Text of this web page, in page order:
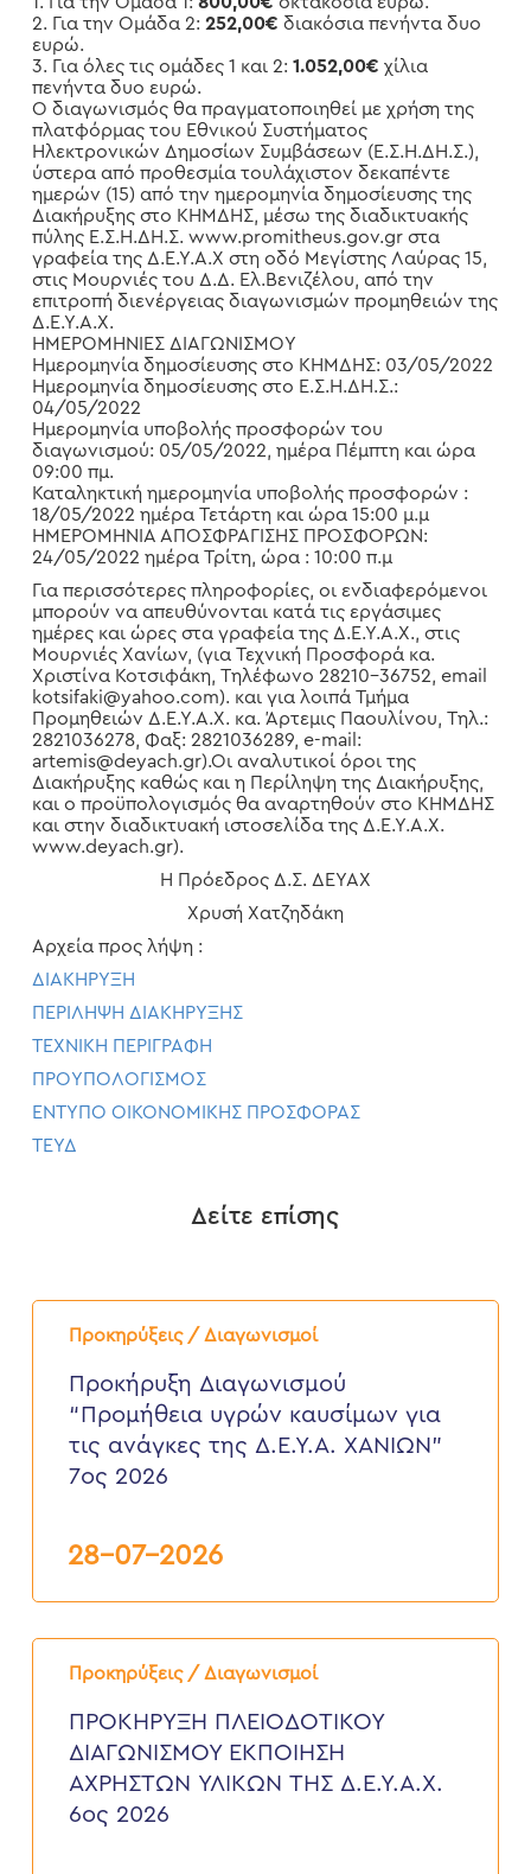
2. Για την Ομάδα 2: 252,00€ διακόσια πενήντα δυο
ευρώ.
3. Για όλες τις ομάδες 1 και 2: 1.052,00€ χίλια
πενήντα δυο ευρώ.
Ο διαγωνισμός θα πραγματοποιηθεί με χρήση της
πλατφόρμας του Εθνικού Συστήματος
Ηλεκτρονικών Δημοσίων Συμβάσεων (Ε.Σ.Η.ΔΗ.Σ.),
ύστερα από προθεσμία τουλάχιστον δεκαπέντε
ημερών (15) από την ημερομηνία δημοσίευσης της
Διακήρυξης στο ΚΗΜΔΗΣ, μέσω της διαδικτυακής
πύλης Ε.Σ.Η.ΔΗ.Σ. www.promitheus.gov.gr στα
γραφεία της Δ.Ε.Υ.Α.Χ στη οδό Μεγίστης Λαύρας 15,
στις Μουρνιές του Δ.Δ. Ελ.Βενιζέλου, από την
επιτροπή διενέργειας διαγωνισμών προμηθειών της
Δ.Ε.Υ.Α.Χ.
ΗΜΕΡΟΜΗΝΙΕΣ ΔΙΑΓΩΝΙΣΜΟΥ
Ημερομηνία δημοσίευσης στο ΚΗΜΔΗΣ: 03/05/2022
Ημερομηνία δημοσίευσης στο Ε.Σ.Η.ΔΗ.Σ.:
04/05/2022
Ημερομηνία υποβολής προσφορών του
διαγωνισμού: 05/05/2022, ημέρα Πέμπτη και ώρα
09:00 πμ.
Καταληκτική ημερομηνία υποβολής προσφορών :
18/05/2022 ημέρα Τετάρτη και ώρα 15:00 μ.μ
ΗΜΕΡΟΜΗΝΙΑ ΑΠΟΣΦΡΑΓΙΣΗΣ ΠΡΟΣΦΟΡΩΝ:
24/05/2022 ημέρα Τρίτη, ώρα : 10:00 π.μ
Για περισσότερες πληροφορίες, οι ενδιαφερόμενοι
μπορούν να απευθύνονται κατά τις εργάσιμες
ημέρες και ώρες στα γραφεία της Δ.Ε.Υ.Α.Χ., στις
Μουρνιές Χανίων, (για Τεχνική Προσφορά κα.
Χριστίνα Κοτσιφάκη, Τηλέφωνο 28210-36752, email
kotsifaki@yahoo.com). και για λοιπά Τμήμα
Προμηθειών Δ.Ε.Υ.Α.Χ. κα. Άρτεμις Παουλίνου, Τηλ.:
2821036278, Φαξ: 2821036289, e-mail:
artemis@deyach.gr).Οι αναλυτικοί όροι της
Διακήρυξης καθώς και η Περίληψη της Διακήρυξης,
και ο προϋπολογισμός θα αναρτηθούν στο ΚΗΜΔΗΣ
και στην διαδικτυακή ιστοσελίδα της Δ.Ε.Υ.Α.Χ.
www.deyach.gr).
Η Πρόεδρος Δ.Σ. ΔΕΥΑΧ
Χρυσή Χατζηδάκη
Αρχεία προς λήψη :
ΔΙΑΚΗΡΥΞΗ
ΠΕΡΙΛΗΨΗ ΔΙΑΚΗΡΥΞΗΣ
ΤΕΧΝΙΚΗ ΠΕΡΙΓΡΑΦΗ
ΠΡΟΥΠΟΛΟΓΙΣΜΟΣ
ΕΝΤΥΠΟ ΟΙΚΟΝΟΜΙΚΗΣ ΠΡΟΣΦΟΡΑΣ
ΤΕΥΔ
Δείτε επίσης
Προκηρύξεις / Διαγωνισμοί
Προκήρυξη
Διαγωνισμού
υγρών
καυσίμων
ανάγκες
2026
Προκήρυξη Διαγωνισμού
“Προμήθεια υγρών καυσίμων για
τις ανάγκες της Δ.Ε.Υ.Α. ΧΑΝΙΩΝ”
7ος 2026
28-07-2026
Προκηρύξεις / Διαγωνισμοί
ΠΡΟΚΗΡΥΞΗ
ΠΛΕΙΟΔΟΤΙΚΟΥ
ΕΚΠΟΙΗΣΗ
ΑΧΡΗΣΤΩΝ
ΥΛΙΚΩΝ
Δ.Ε.Υ.Α.Χ.
ΠΡΟΚΗΡΥΞΗ ΠΛΕΙΟΔΟΤΙΚΟΥ
ΔΙΑΓΩΝΙΣΜΟΥ ΕΚΠΟΙΗΣΗ
ΑΧΡΗΣΤΩΝ ΥΛΙΚΩΝ ΤΗΣ Δ.Ε.Υ.Α.Χ.
6ος 2026